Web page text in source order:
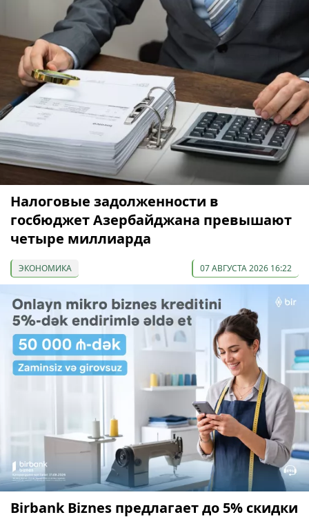
Налоговые задолженности в
госбюджет Азербайджана превышают
четыре миллиарда
ЭКОНОМИКА 07 АВГУСТА 2026 16:22
Birbank Biznes предлагает до 5% скидки